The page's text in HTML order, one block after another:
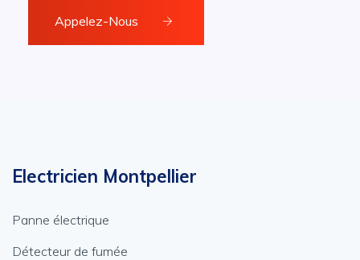
Appelez-Nous
Electricien Montpellier
Panne électrique
Détecteur de fumée